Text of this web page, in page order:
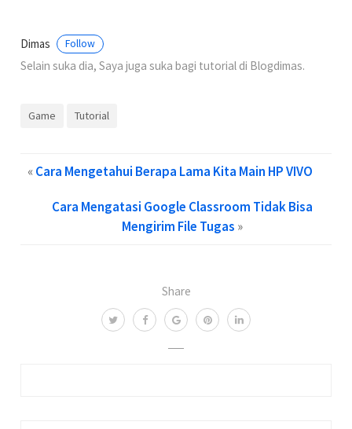
Share
Dimas Follow
Selain suka dia, Saya juga suka bagi tutorial di Blogdimas.
Game Tutorial
«Cara Mengetahui Berapa Lama Kita Main HP VIVO
Cara Mengatasi Google Classroom Tidak Bisa
Mengirim File Tugas »